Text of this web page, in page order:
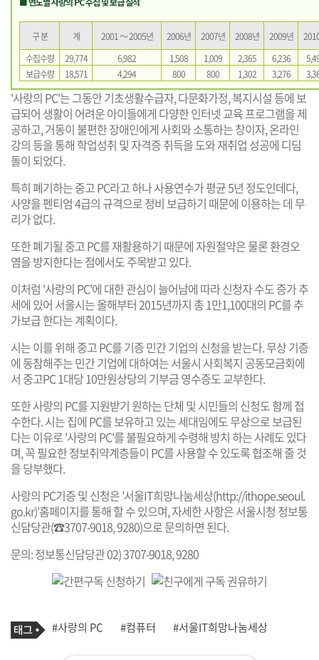
구 분 계 2001 ～ 2005년 2006년 2007년 2008년 2009년
수집수량
29,774 6,982 1,508 1,009 2,365 6,236
보급수량
18,571 4,294 800 800 1,302 3,276
'사랑의 PC'는 그동안 기초생활수급자, 다문화가정, 복지시설 등에 보
급되어 생활이 어려운 아이들에게 다양한 인터넷 교육 프로그램을 제
공하고, 거동이 불편한 장애인에게 사회와 소통하는 창이자, 온라인
강의 등을 통해 학업성취 및 자격증 취득을 도와 재취업 성공에 디딤
돌이 되었다.
특히 폐기하는 중고 PC라고 하나 사용연수가 평균 5년 정도인데다,
사양을 펜티엄 4급의 규격으로 정비 보급하기 때문에 이용하는 데 무
리가 없다.
또한 폐기될 중고 PC를 재활용하기 때문에 자원절약은 물론 환경오
염을 방지한다는 점에서도 주목받고 있다.
이처럼 '사랑의 PC'에 대한 관심이 늘어남에 따라 신청자 수도 증가 추
세에 있어 서울시는 올해부터 2015년까지 총 1만1,100대의 PC를 추
가보급 한다는 계획이다.
시는 이를 위해 중고 PC를 기증 민간 기업의 신청을 받는다. 무상 기증
에 동참해주는 민간 기업에 대하여는 서울시 사회복지 공동모금회에
서 중고PC 1대당 10만원상당의 기부금 영수증도 교부한다.
또한 사랑의 PC를 지원받기 원하는 단체 및 시민들의 신청도 함께 접
수한다. 시는 집에 PC를 보유하고 있는 세대임에도 무상으로 보급된
다는 이유로 '사랑의 PC'를 불필요하게 수령해 방치 하는 사례도 있다
며, 꼭 필요한 정보취약계층들이 PC를 사용할 수 있도록 협조해 줄 것
을 당부했다.
사랑의 PC기증 및 신청은 '서울IT희망나눔세상(http://ithope.seoul.
go.kr)'홈페이지를 통해 할 수 있으며, 자세한 사항은 서울시청 정보통
신담당관(☎3707-9018, 9280)으로 문의하면 된다.
문의: 정보통신담당관 02) 3707-9018, 9280
기
사
태
그
#사랑의 PC #컴퓨터 #서울IT희망나눔세상